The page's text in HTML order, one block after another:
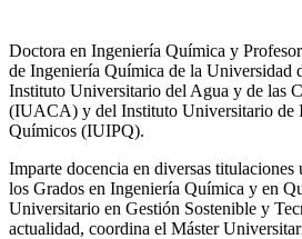
Doctora en Ingeniería Química y
de Ingeniería Química de la Universidad
Instituto Universitario del Agua y de las
(IUACA) y del Instituto Universitario de
Químicos (IUIPQ).
Imparte docencia en diversas titulaciones
los Grados en Ingeniería Química y en
Universitario en Gestión Sostenible y
actualidad, coordina el Máster